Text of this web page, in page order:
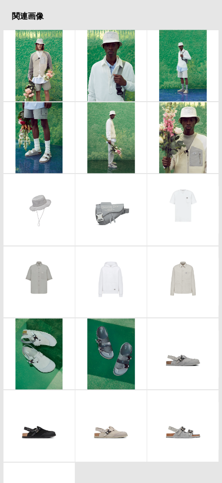
関連画像